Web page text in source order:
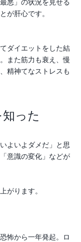
悪」の状況を見せる
が肝心です。
ダイエットをした結
また筋力も衰え、慢
精神てなストレスも
った
よいよダメだ」と思
意識の変化」などが
がります。
怖から一年発起。ロ